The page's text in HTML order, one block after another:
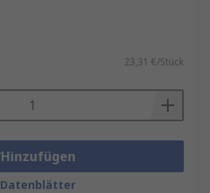
23,31 €/Stück
Hinzufügen
Datenblätter